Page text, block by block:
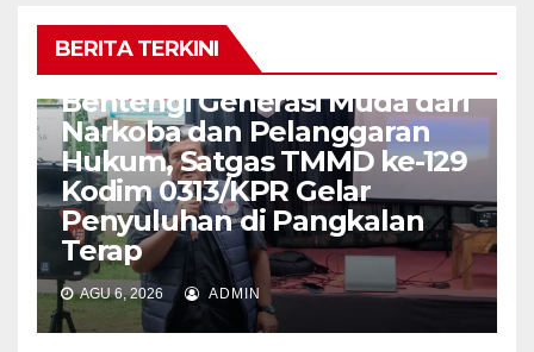
BERITA TERKINI
Bentengi Generasi Muda dari
Narkoba dan Pelanggaran
Hukum, Satgas TMMD ke-129
Kodim 0313/KPR Gelar
Penyuluhan di Pangkalan
Terap
AGU 6, 2026 ADMIN